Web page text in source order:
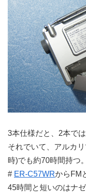
3本仕様だと、2本で
それでいて、アルカ
時)でも約70時間持つ。
# ER-C57WRからFM
45時間と短いのはナゼ